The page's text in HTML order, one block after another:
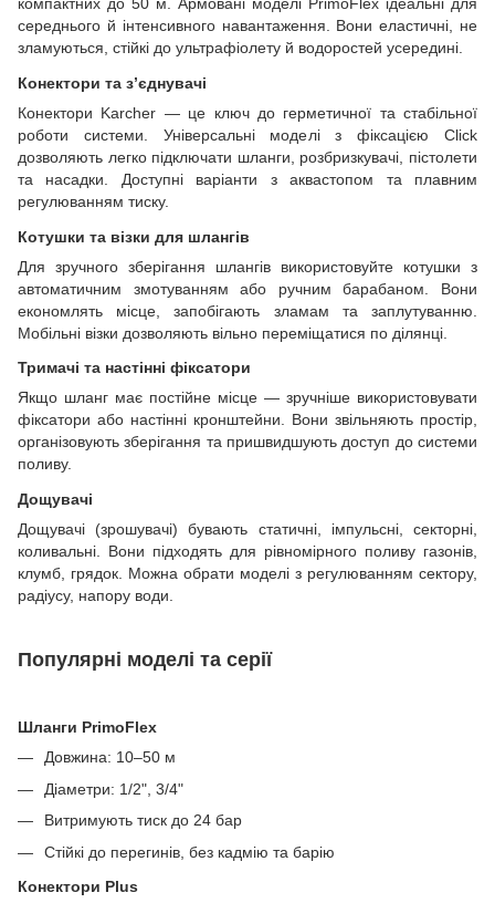
середнього й інтенсивного навантаження. Вони еластичні, не
зламуються, стійкі до ультрафіолету й водоростей усередині.
Конектори та з’єднувачі
Конектори Karcher — це ключ до герметичної та стабільної
роботи системи. Універсальні моделі з фіксацією Click
дозволяють легко підключати шланги, розбризкувачі, пістолети
та насадки. Доступні варіанти з аквастопом та плавним
регулюванням тиску.
Котушки та візки для шлангів
Для зручного зберігання шлангів використовуйте котушки з
автоматичним змотуванням або ручним барабаном. Вони
економлять місце, запобігають зламам та заплутуванню.
Мобільні візки дозволяють вільно переміщатися по ділянці.
Тримачі та настінні фіксатори
Якщо шланг має постійне місце — зручніше використовувати
фіксатори або настінні кронштейни. Вони звільняють простір,
організовують зберігання та пришвидшують доступ до системи
поливу.
Дощувачі
Дощувачі (зрошувачі) бувають статичні, імпульсні, секторні,
коливальні. Вони підходять для рівномірного поливу газонів,
клумб, грядок. Можна обрати моделі з регулюванням сектору,
радіусу, напору води.
Популярні моделі та серії
Шланги PrimoFlex
Довжина: 10–50 м
Діаметри: 1/2", 3/4"
Витримують тиск до 24 бар
Стійкі до перегинів, без кадмію та барію
Конектори Plus